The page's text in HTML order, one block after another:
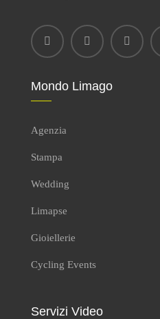
Mondo Limago
Agenzia
Stampa
Wedding
Limapse
Gioiellerie
Cycling Events
Servizi Video